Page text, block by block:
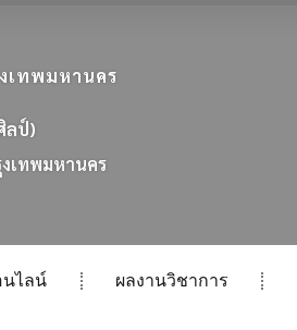
เทพมหานคร
ลป์)
งเทพมหานคร
ไลน์ ผลงานวิชาการ